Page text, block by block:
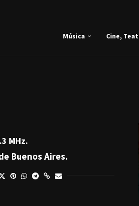
Música Cine,
MHz.
Buenos Aires.